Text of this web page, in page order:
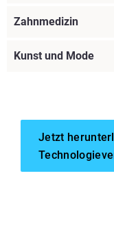
Zahnmedizin
Kunst und Mode
Jetzt